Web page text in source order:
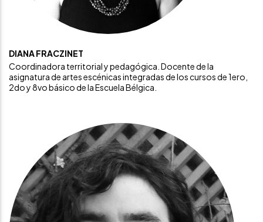
DIANA FRACZINET
Coordinadora territorial y pedagógica. Docente de la
asignatura de artes escénicas integradas de los cursos de 1ero,
2do y 8vo básico de la Escuela Bélgica.